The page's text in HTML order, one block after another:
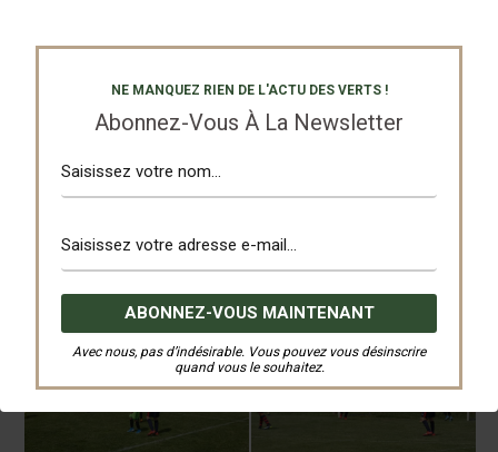
NE MANQUEZ RIEN DE L'ACTU DES VERTS !
Abonnez-Vous À La Newsletter
Avec nous, pas d’indésirable. Vous pouvez vous désinscrire
quand vous le souhaitez.